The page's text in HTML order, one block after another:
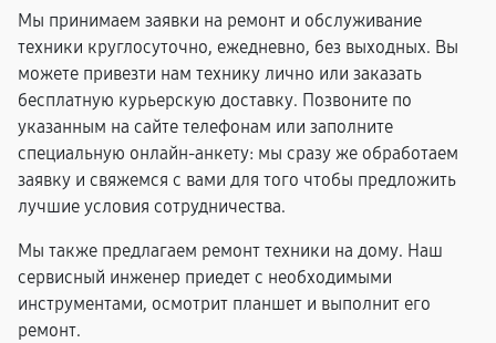
Мы принимаем заявки на ремонт и обслуживание
техники круглосуточно, ежедневно, без выходных. Вы
можете привезти нам технику лично или заказать
бесплатную курьерскую доставку. Позвоните по
указанным на сайте телефонам или заполните
специальную онлайн-анкету: мы сразу же обработаем
заявку и свяжемся с вами для того чтобы предложить
лучшие условия сотрудничества.
Мы также предлагаем ремонт техники на дому. Наш
сервисный инженер приедет с необходимыми
инструментами, осмотрит планшет и выполнит его
ремонт.